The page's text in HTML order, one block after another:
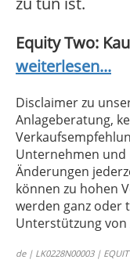
Equity Two:
weiterlesen...
Disclaimer zu
Anlageberatung,
Unternehmen und
Änderungen
können zu hohen
werden ganz oder
Unterstützung
de | LK0228N00003 |